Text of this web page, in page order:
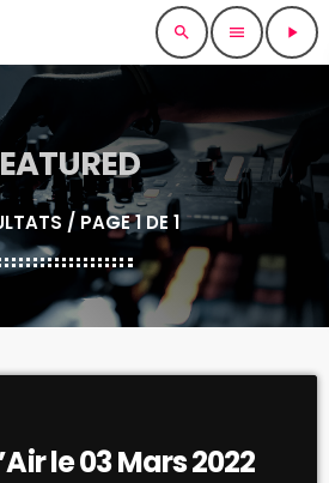
search menu play_arrow
/ PAGE 1 DE 1
le 03 Mars 2022